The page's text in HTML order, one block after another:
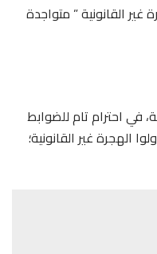
القانونية ” متواجدة
في احترام تام للضوابط
غير القانونية؛